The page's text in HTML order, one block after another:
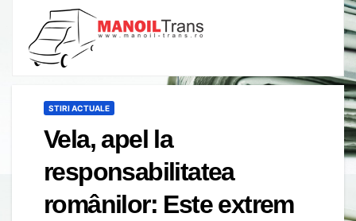
STIRI ACTUALE
Vela, apel la
responsabilitatea
românilor: Este extrem